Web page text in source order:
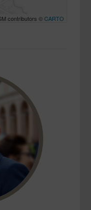
contributors ©CARTO